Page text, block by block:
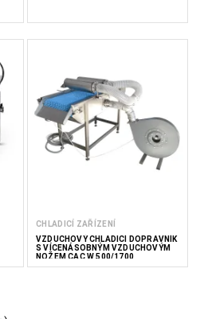
CHLADICÍ ZAŘÍZENÍ
VZDUCHOVÝ CHLADICÍ DOPRAVNÍK
S VÍCENÁSOBNÝM VZDUCHOVÝM
NOŽEM CAC W 500/1700